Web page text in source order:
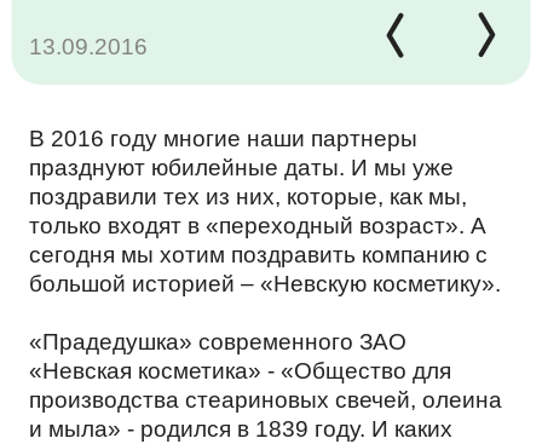
НАГРАДЫ
КОМАНДА
ОТЗЫВЫ
МЕРОПРИЯТИЯ
КОФЕ И ЧАЙ
МОЛОЧНЫЕ ПРОДУКТЫ
НАПИТКИ
ПРОМТОВАРЫ
КАРЬЕРА
ТЕНДЕР
EN
13.09.2016
В 2016 году многие наши партнеры
празднуют юбилейные даты. И мы уже
поздравили тех из них, которые, как мы,
только входят в «переходный возраст». А
сегодня мы хотим поздравить компанию с
большой историей – «Невскую косметику».
«Прадедушка» современного ЗАО
«Невская косметика» - «Общество для
производства стеариновых свечей, олеина
и мыла» - родился в 1839 году. И каких